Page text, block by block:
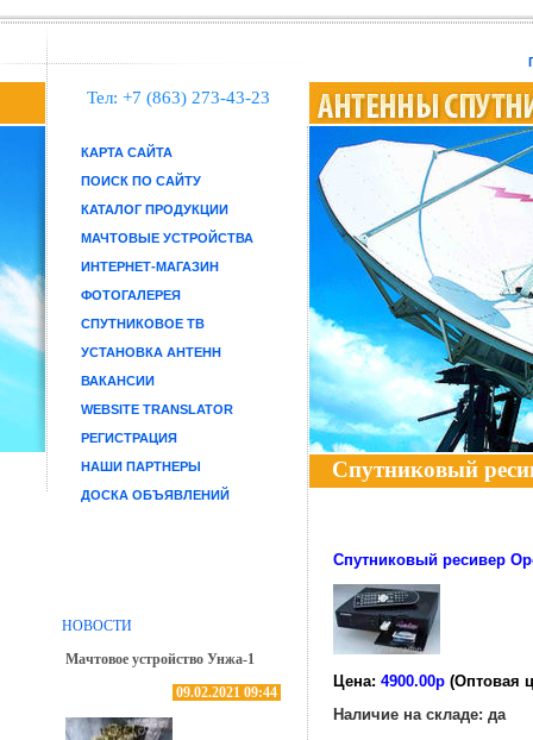
Тел: +7 (863) 273-43-23
КАРТА САЙТА
ПОИСК ПО САЙТУ
КАТАЛОГ ПРОДУКЦИИ
МАЧТОВЫЕ УСТРОЙСТВА
ИНТЕРНЕТ-МАГАЗИН
ФОТОГАЛЕРЕЯ
СПУТНИКОВОЕ ТВ
УСТАНОВКА АНТЕНН
ВАКАНСИИ
WEBSITE TRANSLATOR
РЕГИСТРАЦИЯ
НАШИ ПАРТНЕРЫ
ДОСКА ОБЪЯВЛЕНИЙ
НОВОСТИ
Мачтовое устройство Унжа-1
09.02.2021 09:44
Спутниковый
Спутниковый ресивер
Цена: 4900.00р (Оптовая
Наличие на складе: да